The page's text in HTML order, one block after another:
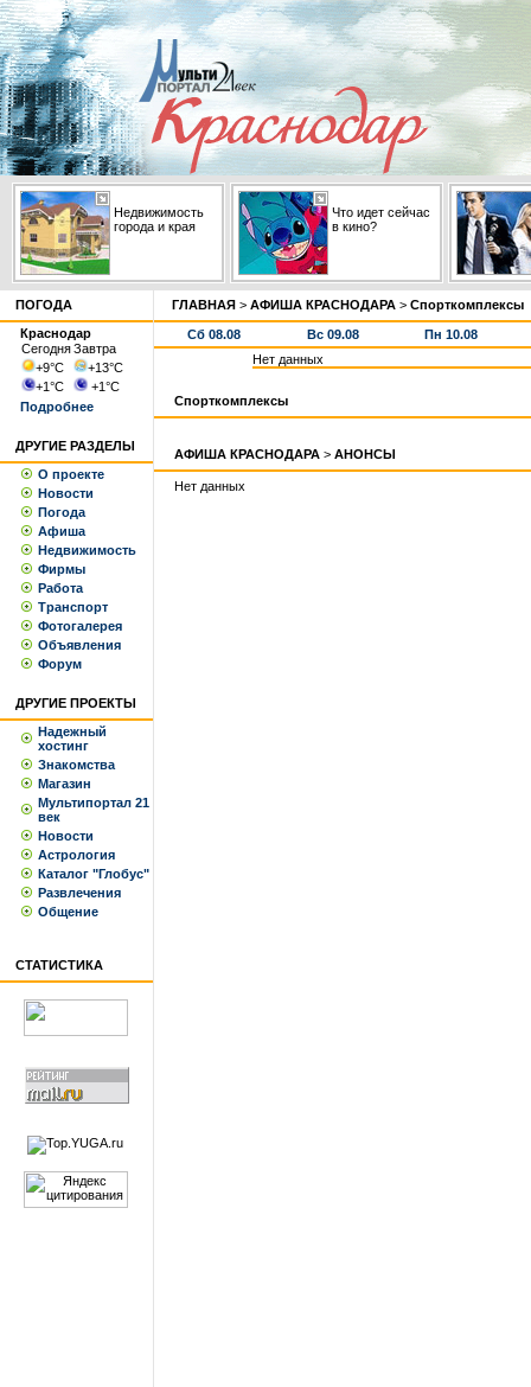
Недвижимость
города и края
Что идет сейчас
в кино?
ПОГОДА
Краснодар
СегодняЗавтра
+9°С +13°С
+1°С +1°С
Подробнее
ДРУГИЕ РАЗДЕЛЫ
О проекте
Новости
Погода
Афиша
Недвижимость
Фирмы
Работа
Транспорт
Фотогалерея
Объявления
Форум
ДРУГИЕ ПРОЕКТЫ
Надежный
хостинг
Знакомства
Магазин
Мультипортал 21
век
Новости
Астрология
Каталог "Глобус"
Развлечения
Общение
СТАТИСТИКА
ГЛАВНАЯ > АФИША КРАСНОДАРА > Спорткомплексы
Сб 08.08 Вс 09.08
Пн 10.08
Нет данных
Спорткомплексы
АФИША КРАСНОДАРА > АНОНСЫ
Нет данных